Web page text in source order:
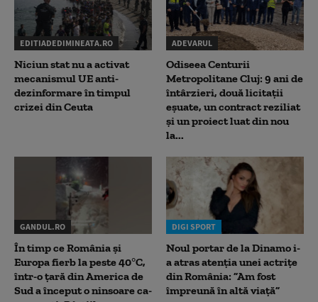
EDITIADEDIMINEATA.RO
Niciun stat nu a activat
mecanismul UE anti-
dezinformare în timpul
crizei din Ceuta
ADEVARUL
Odiseea Centurii
Metropolitane Cluj: 9 ani de
întârzieri, două licitații
eșuate, un contract reziliat
și un proiect luat din nou
la...
GANDUL.RO
În timp ce România și
Europa fierb la peste 40°C,
într-o țară din America de
Sud a început o ninsoare ca-
DIGI SPORT
Noul portar de la Dinamo i-
a atras atenția unei actrițe
din România: ”Am fost
împreună în altă viață”